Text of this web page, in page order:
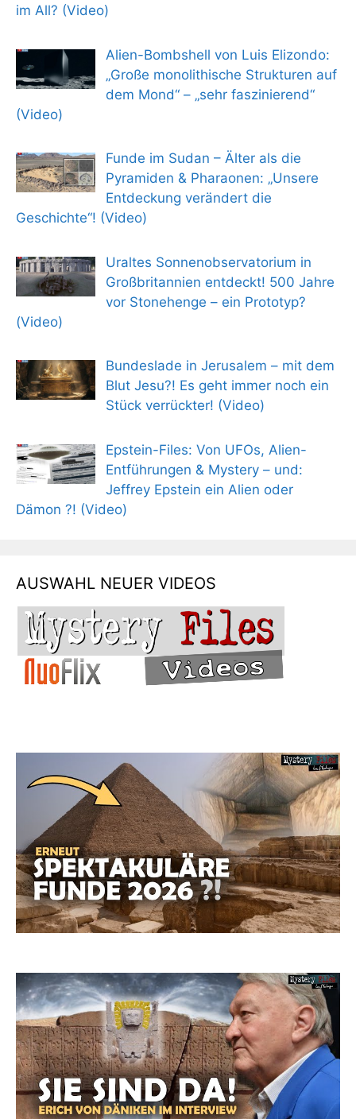
im All? (Video)
Alien-Bombshell von Luis Elizondo:
„Große monolithische Strukturen auf
dem Mond“ – „sehr faszinierend“
(Video)
Funde im Sudan – Älter als die
Pyramiden & Pharaonen: „Unsere
Entdeckung verändert die
Geschichte“! (Video)
Uraltes Sonnenobservatorium in
Großbritannien entdeckt! 500 Jahre
vor Stonehenge – ein Prototyp?
(Video)
Bundeslade in Jerusalem – mit dem
Blut Jesu?! Es geht immer noch ein
Stück verrückter! (Video)
Epstein-Files: Von UFOs, Alien-
Entführungen & Mystery – und:
Jeffrey Epstein ein Alien oder
Dämon ?! (Video)
AUSWAHL NEUER VIDEOS